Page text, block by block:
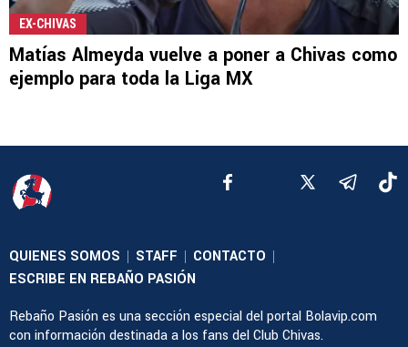
EX-CHIVAS
Matías Almeyda vuelve a poner a Chivas como
ejemplo para toda la Liga MX
QUIENES SOMOS STAFF CONTACTO
ESCRIBE EN REBAÑO PASIÓN
Rebaño Pasión es una sección especial del portal Bolavip.com
con información destinada a los fans del Club Chivas.